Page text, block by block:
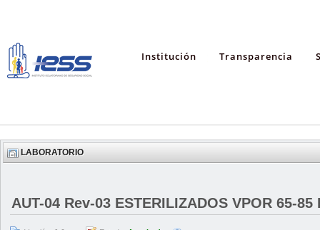
Institución Transparencia
LABORATORIO
AUT-04 Rev-03 ESTERILIZADOS VPOR 65-